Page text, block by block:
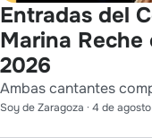
Entradas del
Marina Reche
2026
Ambas cantantes
Soy de Zaragoza · 4 de